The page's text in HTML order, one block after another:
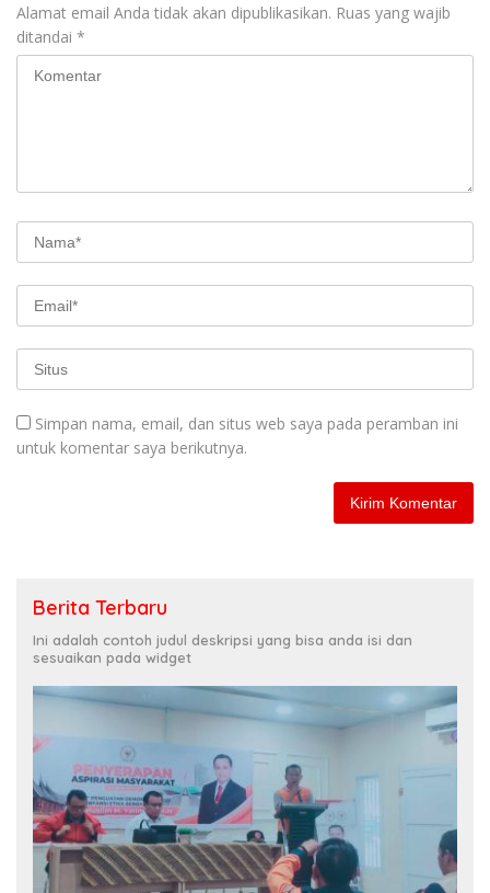
Alamat email Anda tidak akan dipublikasikan. Ruas yang wajib
ditandai *
Simpan nama, email, dan situs web saya pada peramban ini
untuk komentar saya berikutnya.
Berita Terbaru
Ini adalah contoh judul deskripsi yang bisa anda isi dan
sesuaikan pada widget